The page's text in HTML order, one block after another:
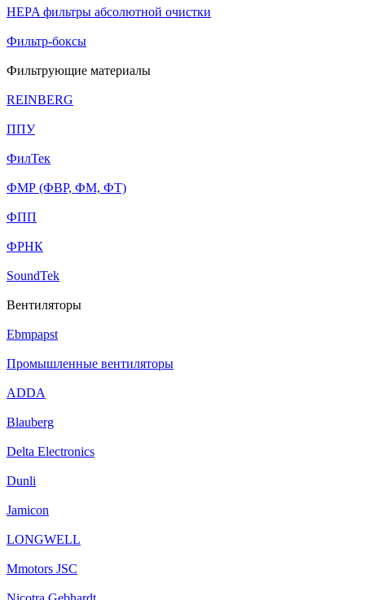
HEPA фильтры абсолютной очистки
Фильтр-боксы
Фильтрующие материалы
REINBERG
ППУ
ФилТек
ФМР (ФВР, ФМ, ФТ)
ФПП
ФРНК
SoundTek
Вентиляторы
Ebmpapst
Промышленные вентиляторы
ADDA
Blauberg
Delta Electronics
Dunli
Jamicon
LONGWELL
Mmotors JSC